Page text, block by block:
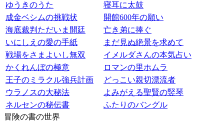
ゆうきのうた
寝耳に太鼓
成金ベシムの挑戦状
開館600年の願い
海底裁判ただいま開廷
亡き弟に捧ぐ
いにしえの愛の手紙
まだ見ぬ絶景を求めて
戦場をさまよいし無双
イメルダさんの本気占い
かくれんぼの極意
ロマンの里ホムラ
王子のミラクル強兵計画
どっこい親切漂流者
ウラノスの大秘法
よみがえる聖賢の竪琴
ネルセンの秘伝書
ふたりのバングル
冒険の書の世界